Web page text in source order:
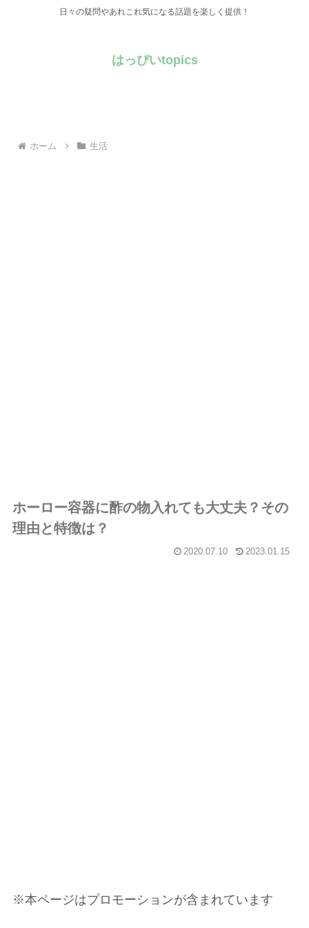
日々の疑問やあれこれ気になる話題を楽しく提供！
はっぴいtopics
ホーム 生活
ホーロー容器に酢の物入れても大丈夫？その
理由と特徴は？
2020.07.10 2023.01.15
※本ページはプロモーションが含まれています